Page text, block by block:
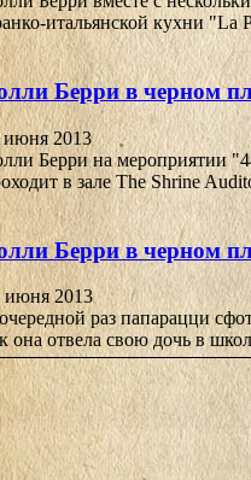
итальянской кухни "La
Берри в черном
июня 2013
Берри на мероприятии
в зале The Shrine
Берри в черном
июня 2013
раз папарацци
она отвела свою дочь в